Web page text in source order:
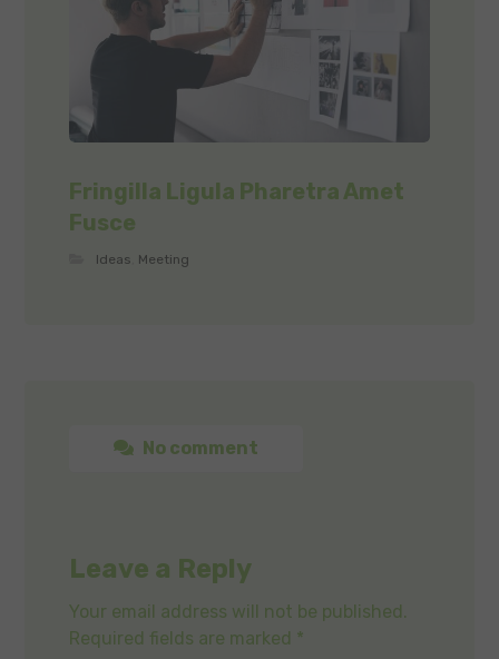
Fringilla Ligula Pharetra Amet
Fusce
Ideas Meeting
No comment
Leave a Reply
Your email address will not be published.
Required fields are marked *